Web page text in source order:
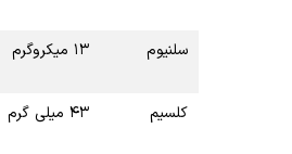
سلنیوم ۱۳ میکروگرم
کلسیم ۴۳ میلی گرم